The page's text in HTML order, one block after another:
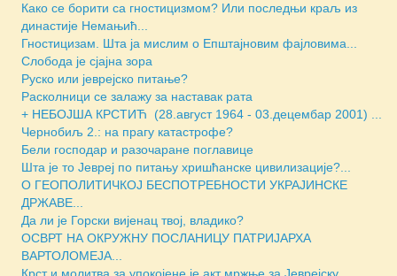
Како се борити са гностицизмом? Или последњи краљ из
династије Немањић...
Гностицизам. Шта ја мислим о Епштајновим фајловима...
Слобода је сјајна зора
Руско или јеврејско питање?
Расколници се залажу за наставак рата
+ НЕБОЈША КРСТИЋ (28.август 1964 - 03.децембар 2001) ...
Чернобиљ 2.: на прагу катастрофе?
Бели господар и разочаране поглавице
Шта је то Јевреј по питању хришћанске цивилизације?...
О ГЕОПОЛИТИЧКОЈ БЕСПОТРЕБНОСТИ УКРАЈИНСКЕ
ДРЖАВЕ...
Да ли је Горски вијенац твој, владико?
ОСВРТ НА ОКРУЖНУ ПОСЛАНИЦУ ПАТРИЈАРХА
ВАРТОЛОМЕЈА...
Крст и молитва за упокојене је акт мржње за Јеврејску